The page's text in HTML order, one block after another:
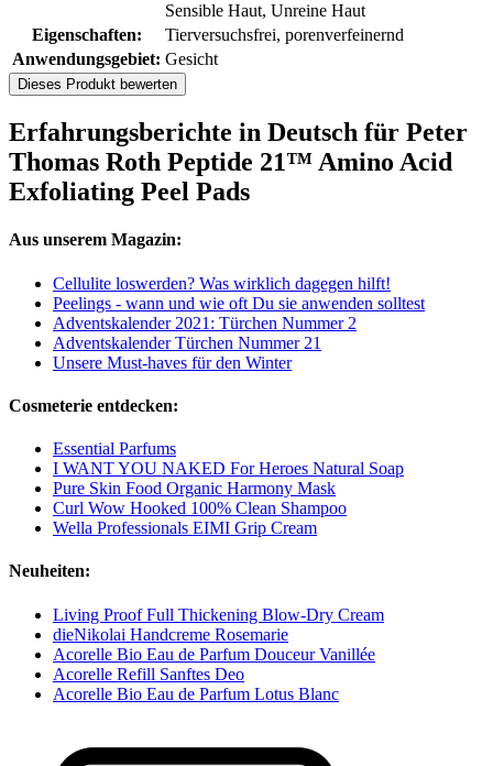
Sensible Haut, Unreine Haut
Eigenschaften:
Tierversuchsfrei, porenverfeinernd
Anwendungsgebiet: Gesicht
Dieses Produkt bewerten
Erfahrungsberichte in Deutsch für Peter
Thomas Roth Peptide 21™ Amino Acid
Exfoliating Peel Pads
Aus unserem Magazin:
Cellulite loswerden? Was wirklich dagegen hilft!
Peelings - wann und wie oft Du sie anwenden solltest
Adventskalender 2021: Türchen Nummer 2
Adventskalender Türchen Nummer 21
Unsere Must-haves für den Winter
Cosmeterie entdecken:
Essential Parfums
I WANT YOU NAKED For Heroes Natural Soap
Pure Skin Food Organic Harmony Mask
Curl Wow Hooked 100% Clean Shampoo
Wella Professionals EIMI Grip Cream
Neuheiten:
Living Proof Full Thickening Blow-Dry Cream
dieNikolai Handcreme Rosemarie
Acorelle Bio Eau de Parfum Douceur Vanillée
Acorelle Refill Sanftes Deo
Acorelle Bio Eau de Parfum Lotus Blanc